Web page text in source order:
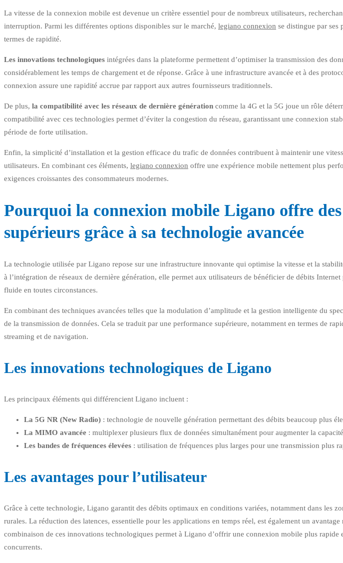
La vitesse de la connexion mobile est devenue un critère essentiel pour de nombreux utilisateurs,
interruption. Parmi les différentes options disponibles sur le marché, legiano connexion se distingue par ses
termes de rapidité.
Les innovations technologiques intégrées dans la plateforme permettent d’optimiser la transmission des
considérablement les temps de chargement et de réponse. Grâce à une infrastructure avancée et à des
connexion assure une rapidité accrue par rapport aux autres fournisseurs traditionnels.
De plus, la compatibilité avec les réseaux de dernière génération comme la 4G et la 5G joue un rôle
compatibilité avec ces technologies permet d’éviter la congestion du réseau, garantissant une connexion
période de forte utilisation.
Enfin, la simplicité d’installation et la gestion efficace du trafic de données contribuent à maintenir une
utilisateurs. En combinant ces éléments, legiano connexion offre une expérience mobile nettement plus
exigences croissantes des consommateurs modernes.
Pourquoi la connexion mobile Ligano offre
supérieurs grâce à sa technologie avancée
La technologie utilisée par Ligano repose sur une infrastructure innovante qui optimise la vitesse et la
à l’intégration de réseaux de dernière génération, elle permet aux utilisateurs de bénéficier de débits Internet
fluide en toutes circonstances.
En combinant des techniques avancées telles que la modulation d’amplitude et la gestion intelligente du
de la transmission de données. Cela se traduit par une performance supérieure, notamment en termes de
streaming et de navigation.
Les innovations technologiques de Ligano
Les principaux éléments qui différencient Ligano incluent :
La 5G NR (New Radio) : technologie de nouvelle génération permettant des débits beaucoup plus
La MIMO avancée : multiplexer plusieurs flux de données simultanément pour augmenter la
Les bandes de fréquences élevées : utilisation de fréquences plus larges pour une transmission plus
Les avantages pour l’utilisateur
Grâce à cette technologie, Ligano garantit des débits optimaux en conditions variées, notamment dans les
rurales. La réduction des latences, essentielle pour les applications en temps réel, est également un avantage
combinaison de ces innovations technologiques permet à Ligano d’offrir une connexion mobile plus rapide
concurrents.